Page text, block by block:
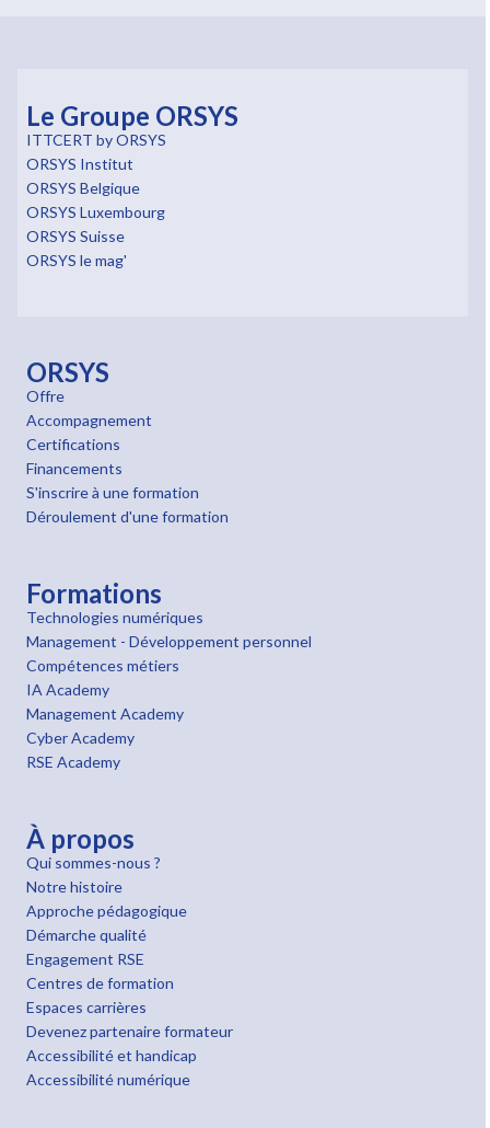
Le Groupe ORSYS
ITTCERT by ORSYS
ORSYS Institut
ORSYS Belgique
ORSYS Luxembourg
ORSYS Suisse
ORSYS le mag'
ORSYS
Offre
Accompagnement
Certifications
Financements
S'inscrire à une formation
Déroulement d'une formation
Formations
Technologies numériques
Management - Développement personnel
Compétences métiers
IA Academy
Management Academy
Cyber Academy
RSE Academy
À propos
Qui sommes-nous ?
Notre histoire
Approche pédagogique
Démarche qualité
Engagement RSE
Centres de formation
Espaces carrières
Devenez partenaire formateur
Accessibilité et handicap
Accessibilité numérique